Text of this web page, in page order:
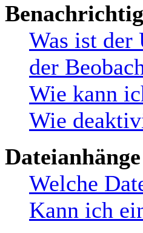
Was ist der
der
Wie kann
Wie
Dateianhänge
Welche
Kann ich